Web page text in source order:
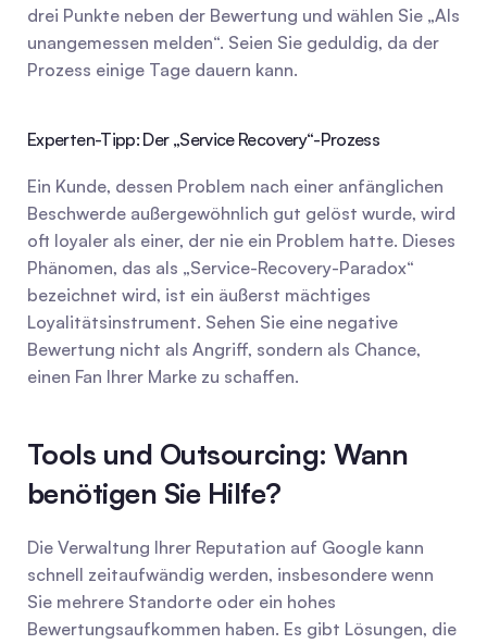
drei Punkte neben der Bewertung und wählen Sie „Als
unangemessen melden“. Seien Sie geduldig, da der
Prozess einige Tage dauern kann.
Experten-Tipp: Der „Service Recovery“-Prozess
Ein Kunde, dessen Problem nach einer anfänglichen
Beschwerde außergewöhnlich gut gelöst wurde, wird
oft loyaler als einer, der nie ein Problem hatte. Dieses
Phänomen, das als „Service-Recovery-Paradox“
bezeichnet wird, ist ein äußerst mächtiges
Loyalitätsinstrument. Sehen Sie eine negative
Bewertung nicht als Angriff, sondern als Chance,
einen Fan Ihrer Marke zu schaffen.
Tools und Outsourcing: Wann
benötigen Sie Hilfe?
Die Verwaltung Ihrer Reputation auf Google kann
schnell zeitaufwändig werden, insbesondere wenn
Sie mehrere Standorte oder ein hohes
Bewertungsaufkommen haben. Es gibt Lösungen, die